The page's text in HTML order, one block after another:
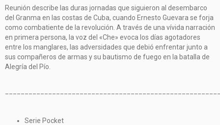
Reunión describe las duras jornadas que siguieron al desembarco
del Granma en las costas de Cuba, cuando Ernesto Guevara se forja
como combatiente de la revolución. A través de una vívida narración
en primera persona, la voz del «Che» evoca los días agotadores
entre los manglares, las adversidades que debió enfrentar junto a
sus compañeros de armas y su bautismo de fuego en la batalla de
Alegría del Pío.
Serie Pocket